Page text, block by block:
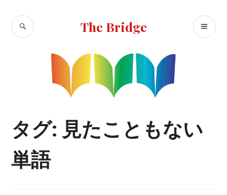
The Bridge
メ
検
タグ: 見たこともない
単語